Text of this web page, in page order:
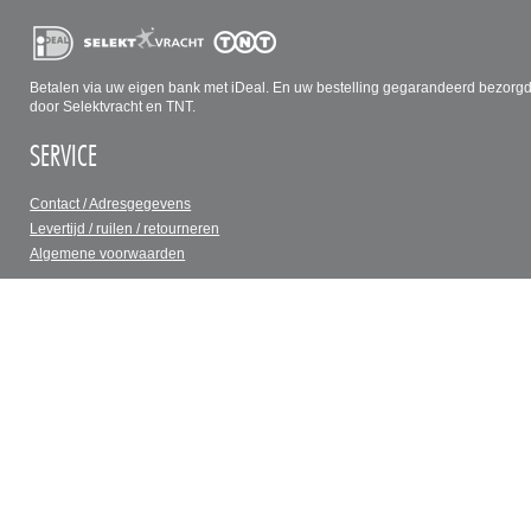
Betalen via uw eigen bank met iDeal. En uw bestelling gegarandeerd
door Selektvracht en TNT.
SERVICE
Contact / Adresgegevens
Levertijd / ruilen / retourneren
Algemene voorwaarden